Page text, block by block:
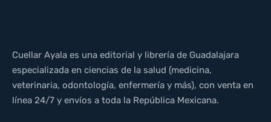
Cuellar Ayala es una editorial y librería de Guadalajara
especializada en ciencias de la salud (medicina,
veterinaria, odontología, enfermería y más), con venta en
línea 24/7 y envíos a toda la República Mexicana.